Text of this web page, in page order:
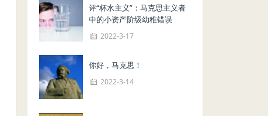
评“杯水主义”：马克思主义者
中的小资产阶级幼稚错误
2022-3-17
你好，马克思！
2022-3-14